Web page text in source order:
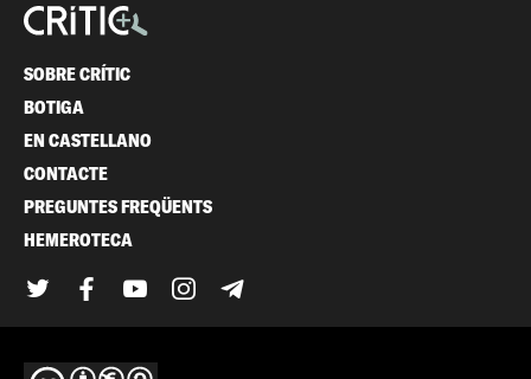
SOBRE CRÍTIC
BOTIGA
EN CASTELLANO
CONTACTE
PREGUNTES FREQÜENTS
HEMEROTECA
TwitterFacebook
YouTubeInstagram